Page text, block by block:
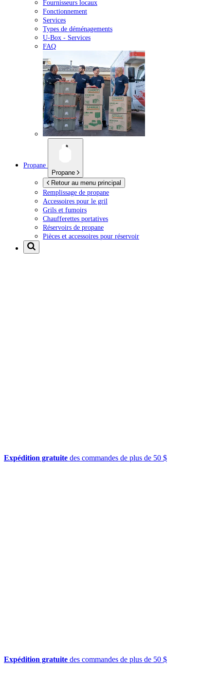
Fournisseurs locaux
Fonctionnement
Services
Types de déménagements
U-Box - Services
FAQ
Propane
Propane
Retour au menu principal
Remplissage de propane
Accessoires pour le gril
Grils et fumoirs
Chaufferettes portatives
Réservoirs de propane
Pièces et accessoires pour réservoir
Expédition gratuite des commandes de plus de 50 $
Expédition gratuite des commandes de plus de 50 $